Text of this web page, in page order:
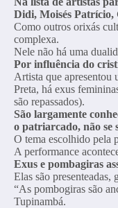
Didi, Moisés Patrício,
Como outros orixás
complexa.
Nele não há uma
Por influência do
Artista que apresentou
Preta, há exus
são repassados).
São largamente
o patriarcado, não se
O tema escolhido pela
A performance
Exus e pombagiras
Elas são
“As pombogiras são
Tupinambá.